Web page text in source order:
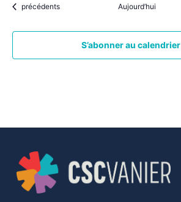
Évènements
précédents Aujourd’hui
S’abonner au calendrier